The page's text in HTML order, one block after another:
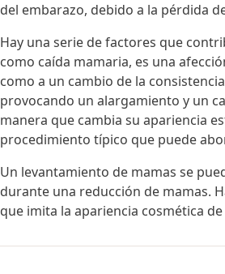
del embarazo, debido a la pérdida
Hay una serie de factores que
como caída mamaria, es una
como a un cambio de la
provocando un alargamiento y un
manera que cambia su apariencia
procedimiento típico que puede
Un levantamiento de mamas se
durante una reducción de mamas.
que imita la apariencia cosmética